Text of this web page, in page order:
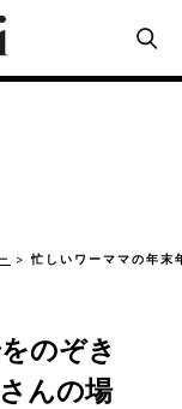
忙しいワーママの年
のぞき
んの場